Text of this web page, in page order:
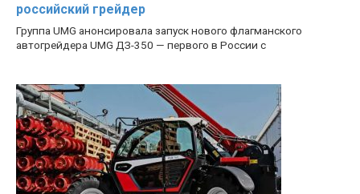
российский грейдер
Группа UMG анонсировала запуск нового флагманского
автогрейдера UMG ДЗ-350 — первого в России с